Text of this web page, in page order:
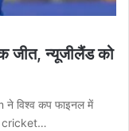
जीत, न्यूजीलैंड को
विश्व कप फाइनल में
cricket…